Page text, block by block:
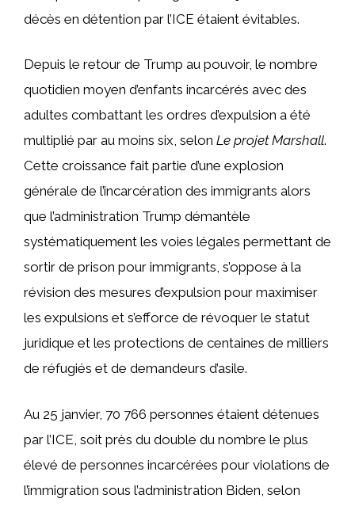
décès en détention par l’ICE étaient évitables.
Depuis le retour de Trump au pouvoir, le nombre
quotidien moyen d’enfants incarcérés avec des
adultes combattant les ordres d’expulsion a été
multiplié par au moins six, selon Le projet Marshall.
Cette croissance fait partie d’une explosion
générale de l’incarcération des immigrants alors
que l’administration Trump démantèle
systématiquement les voies légales permettant de
sortir de prison pour immigrants, s’oppose à la
révision des mesures d’expulsion pour maximiser
les expulsions et s’efforce de révoquer le statut
juridique et les protections de centaines de milliers
de réfugiés et de demandeurs d’asile.
Au 25 janvier, 70 766 personnes étaient détenues
par l’ICE, soit près du double du nombre le plus
élevé de personnes incarcérées pour violations de
l’immigration sous l’administration Biden, selon